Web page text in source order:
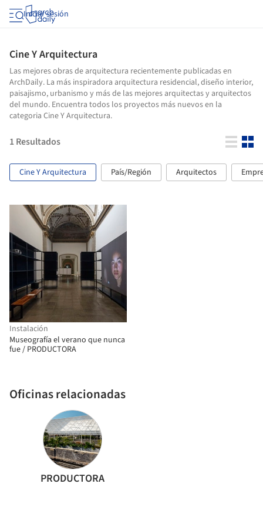
Iniciar sesión
Cine Y Arquitectura
Las mejores obras de arquitectura recientemente publicadas en
ArchDaily. La más inspiradora arquitectura residencial, diseño interior,
paisajismo, urbanismo y más de las mejores arquitectas y arquitectos
del mundo. Encuentra todos los proyectos más nuevos en la
categoria Cine Y Arquitectura.
1Resultados
Cine Y Arquitectura País/Región Arquitectos
Instalación
Museografía el verano que nunca
fue / PRODUCTORA
Oficinas relacionadas
PRODUCTORA